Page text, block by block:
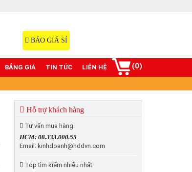
BÁO GIÁ SỈ
(0)
BẢNG GIÁ TIN TỨC LIÊN HỆ
Hỗ trợ khách hàng
Tư vấn mua hàng:
HCM: 08.333.000.55
Email: kinhdoanh@hddvn.com
Top tìm kiếm nhiều nhất